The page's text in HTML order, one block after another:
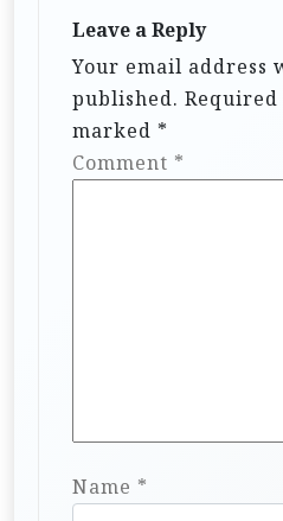
Leave a Reply
Your email address
published.
marked *
Comment *
Name *